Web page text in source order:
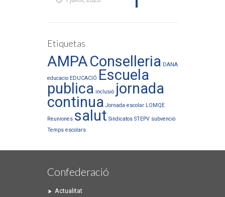
Etiquetas
AMPAConselleria DANA
educacio EDUCACIÓ Escuela
publica inclusió jornada
continua Jornada escolar LOMQE
Reuniones salut Sindicatos STEPV subvenció
Temps escolars
Confederació
Actualitat